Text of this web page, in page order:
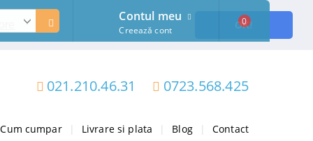
OK!
021.210.46.31 0723.568.425
Cum cumpar Livrare si plata Blog Contact
Contul meu
Creează cont
0